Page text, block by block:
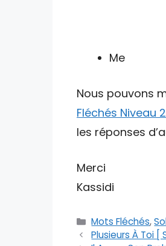
Me
Nous pouvons
Fléchés Niveau
les réponses
Merci
Kassidi
Catégories
Mots Fléchés,
Plusieurs À Toi [